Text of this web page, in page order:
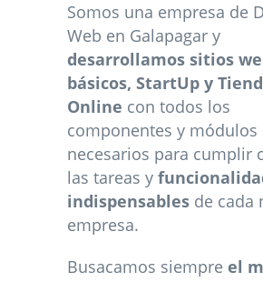
Somos una empresa de
Web en Galapagar y
desarrollamos sitios
básicos, StartUp y
Online con todos los
componentes y módulos
necesarios para cumplir
las tareas y
indispensables de cada
empresa.
Busacamos siempre el